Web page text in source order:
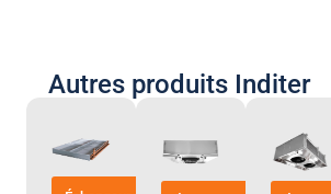
Autres produits Inditer